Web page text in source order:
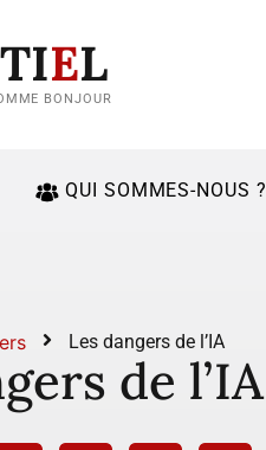
EL
BONJOUR
QUI SOMMES-NOUS ?
Les dangers de l’IA
de l’IA